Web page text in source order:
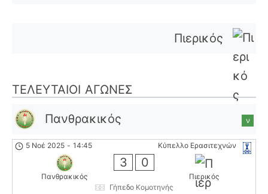
Πιερικός
ΤΕΛΕΥΤΑΊΟΙ ΑΓΏΝΕΣ
Πανθρακικός ν
Κύπελλο Ερασιτεχνών
5 Νοέ 2025 - 14:45
Πανθρακικός
3 0
Πιερικός
Γήπεδο Κομοτηνής